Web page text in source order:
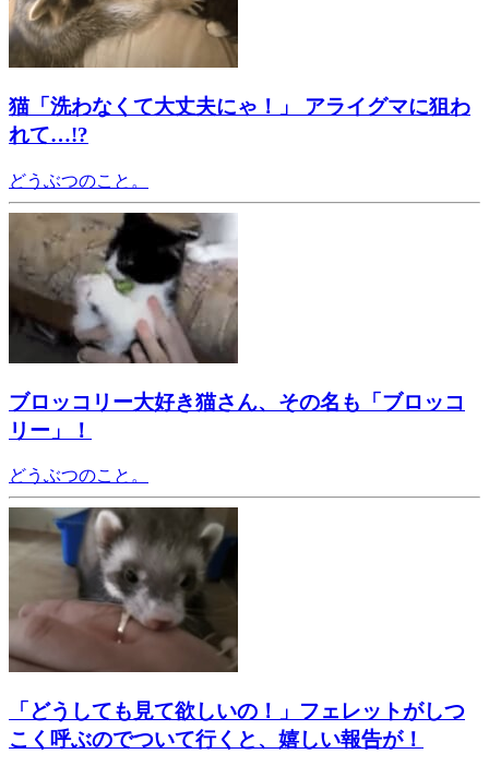
猫「洗わなくて大丈夫にゃ！」 アライグマに狙わ
れて…!?
どうぶつのこと。
ブロッコリー大好き猫さん、その名も「ブロッコ
リー」！
どうぶつのこと。
「どうしても見て欲しいの！」フェレットがしつ
こく呼ぶのでついて行くと、嬉しい報告が！